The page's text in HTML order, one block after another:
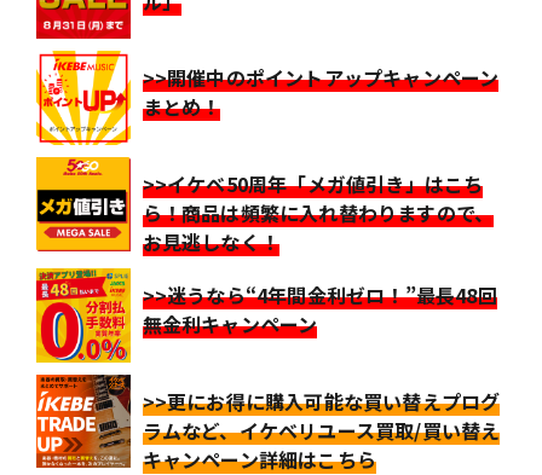
>>開催中のポイントアップキャンペーン
まとめ！
>>イケベ50周年「メガ値引き」はこち
ら！商品は頻繁に入れ替わりますので、
お見逃しなく！
>>迷うなら“4年間金利ゼロ！”最長48回
無金利キャンペーン
>>更にお得に購入可能な買い替えプログ
ラムなど、イケベリユース買取/買い替え
キャンペーン詳細はこちら